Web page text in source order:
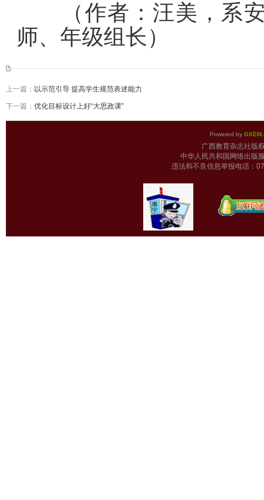
（作者：汪美，系安
师、年级组长）
上一篇： 以示范引导 提高学生规范表述能力
下一篇： 优化目标设计上好“大思政课”
Powered by
广西教育杂志
中华人民共和国网络出版
违法和不良信息举报电话：